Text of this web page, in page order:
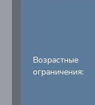
Возрастные
ограничения: